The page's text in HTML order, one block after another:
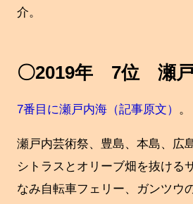
介。
〇2019年 7位 瀬
7番目に瀬戸内海（記事原文） 。
瀬戸内芸術祭、豊島、本島、広
シトラスとオリーブ畑を抜ける
なみ自転車フェリー、ガンツウ